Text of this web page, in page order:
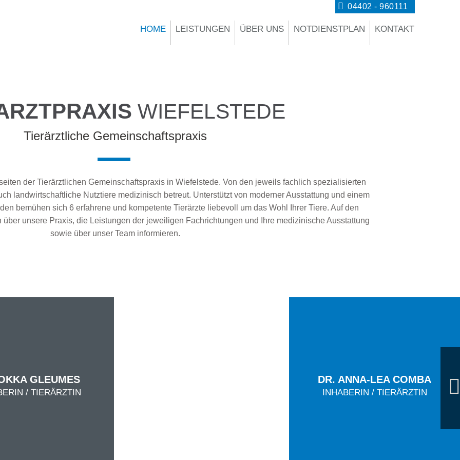
HOME LEISTUNGEN ÜBER UNS NOTDIENSTPLAN KONTAKT
04402 - 960111
Hinweise zum Terminservice
WIEFELSTEDE
Tierärztliche Gemeinschaftspraxis
der Tierärztlichen Gemeinschaftspraxis in Wiefelstede. Von den jeweils fachlich spezialisierten
landwirtschaftliche Nutztiere medizinisch betreut. Unterstützt von moderner Ausstattung und einem
bemühen sich 6 erfahrene und kompetente Tierärzte liebevoll um das Wohl Ihrer Tiere. Auf den
unsere Praxis, die Leistungen der jeweiligen Fachrichtungen und Ihre medizinische Ausstattung
sowie über unser Team informieren.
GLEUMES
/ TIERÄRZTIN
DR. ANNA-LEA COMBA
INHABERIN / TIERÄRZTIN